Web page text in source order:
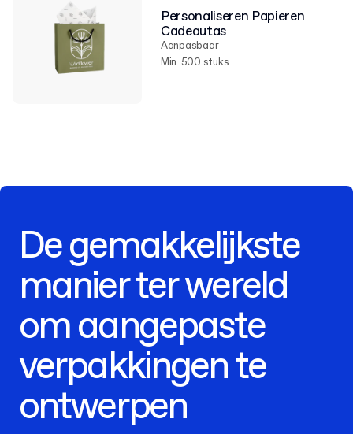
Personaliseren Papieren
Cadeautas
Aanpasbaar
Min. 500 stuks
De gemakkelijkste
manier ter wereld
om aangepaste
verpakkingen te
ontwerpen